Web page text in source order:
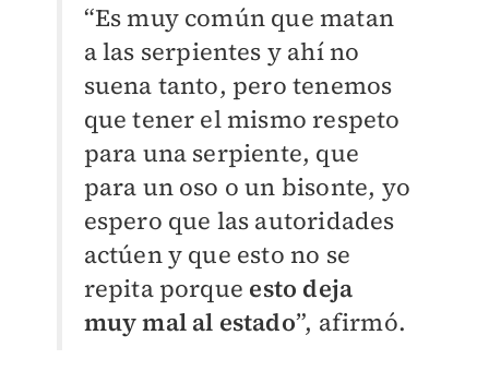
“Es muy común que matan
a las serpientes y ahí no
suena tanto, pero tenemos
que tener el mismo respeto
para una serpiente, que
para un oso o un bisonte, yo
espero que las autoridades
actúen y que esto no se
repita porque esto deja
muy mal al estado”, afirmó.